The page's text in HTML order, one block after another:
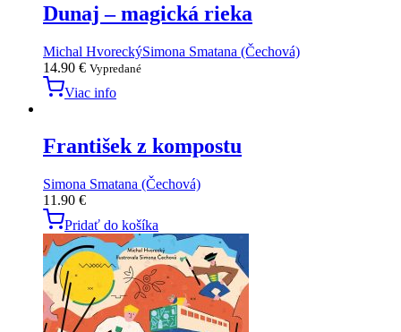
Dunaj – magická rieka
Michal HvoreckýSimona Smatana (Čechová)
14.90 € Vypredané
Viac info
František z kompostu
Simona Smatana (Čechová)
11.90 €
Pridať do košíka